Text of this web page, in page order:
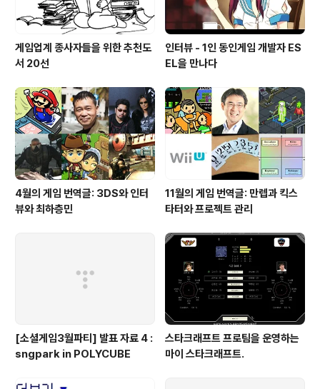
게임업계 종사자들을 위한 추천도
서 20선
인터뷰 - 1인 동인게임 개발자 ES
EL을 만나다
4월의 게임 번역글: 3DS와 인터
뷰와 최하층민
11월의 게임 번역글: 만렙과 킥스
타터와 프로젝트 관리
[소셜게임3월파티] 발표 자료 4 :
sngpark in POLYCUBE
스타크래프트 프로팀을 운영하는
마이 스타크래프트.